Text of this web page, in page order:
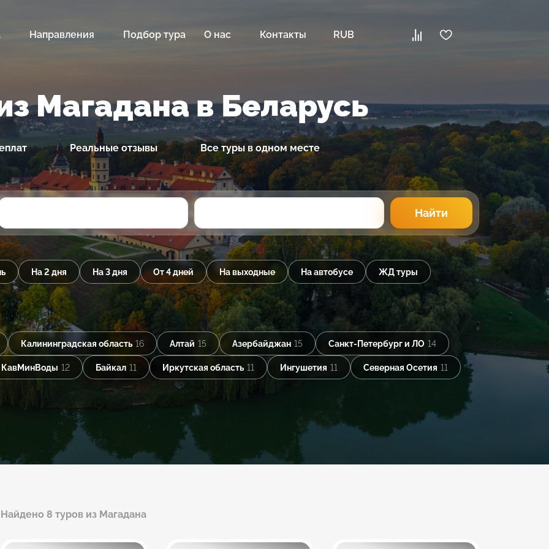
Направления Подбор тура О нас Контакты RUB
Магадана в Беларусь
Реальные отзывы Все туры в одном месте
Найти
На 2 дня На 3 дня От 4 дней На выходные На автобусе ЖД туры
Калининградская область 16 Алтай 15 Азербайджан 15 Санкт-Петербург и ЛО 14
КавМинВоды 12 Байкал 11 Иркутская область 11 Ингушетия 11 Северная Осетия 11
Найдено 8 туров из Магадана